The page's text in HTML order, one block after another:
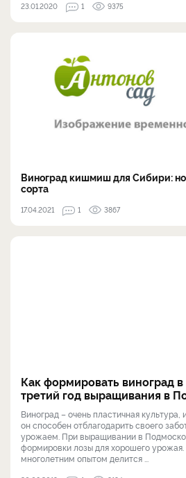
23.01.2020 1 9375
Виноград кишмиш для Сибири:
сорта
17.04.2021 1 3867
Как формировать виноград
третий год выращивания в
Виноград – очень пластичная
он способен отблагодарить своего
урожаем. При выращивании в
формировки лозы для хорошего
многолетним опытом делится ...